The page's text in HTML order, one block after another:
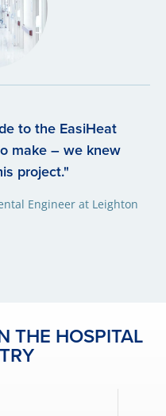
to the EasiHeat
make – we knew
project."
Engineer at Leighton
THE HOSPITAL